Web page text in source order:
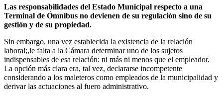
Las responsabilidades del Estado Municipal respecto a una
Terminal de Ómnibus no devienen de su regulación sino de su
gestión y de su propiedad.
Sin embargo, una vez establecida la existencia de la relación
laboral;,le falta a la Cámara determinar uno de los sujetos
indispensables de esa relación: ni más ni menos que el empleador.
La opción más clara era, tal vez, declararse incompetente
considerando a los maleteros como empleados de la municipalidad y
derivar las actuaciones al fuero administrativo.